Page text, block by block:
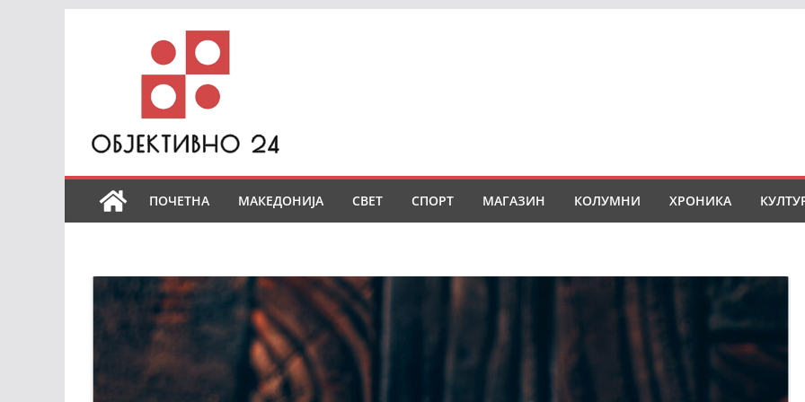
ПОЧЕТНА МАКЕДОНИЈА СВЕТ СПОРТ МАГАЗИН КОЛУМНИ ХРОНИКА